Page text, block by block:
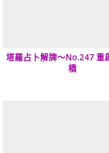
塔羅占卜解牌～No.247 重
橋